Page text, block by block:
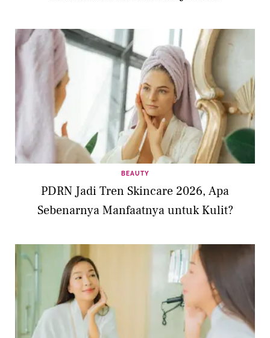
BEAUTY
PDRN Jadi Tren Skincare 2026, Apa
Sebenarnya Manfaatnya untuk Kulit?